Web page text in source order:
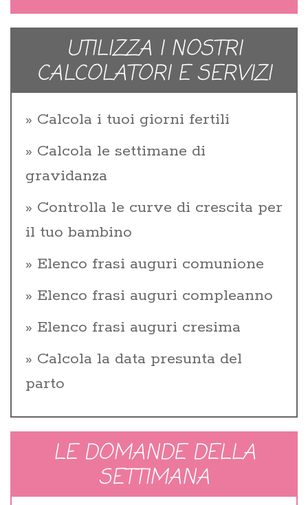
UTILIZZA I NOSTRI
CALCOLATORI E SERVIZI
Calcola i tuoi giorni fertili
Calcola le settimane di
gravidanza
Controlla le curve di crescita per
il tuo bambino
Elenco frasi auguri comunione
Elenco frasi auguri compleanno
Elenco frasi auguri cresima
Calcola la data presunta del
parto
LE DOMANDE DELLA
SETTIMANA